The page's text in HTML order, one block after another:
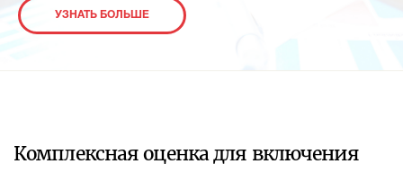
УЗНАТЬ БОЛЬШЕ
Комплексная оценка для включения